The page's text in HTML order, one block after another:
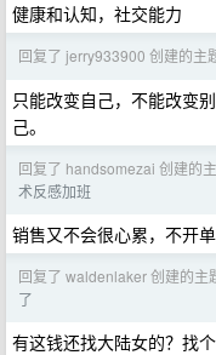
健康和认知，社交能力
回复了 jerry933900 创建的主
只能改变自己，不能改变
己。
回复了 handsomezai 创建的
术反感加班
销售又不会很心累，不开
回复了 waldenlaker 创建的主
了
有这钱还找大陆女的？找